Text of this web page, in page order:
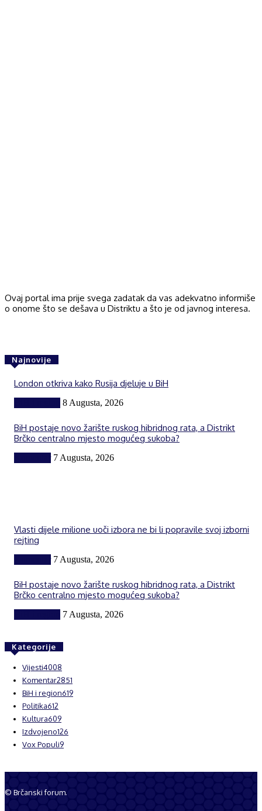
Ovaj portal ima prije svega zadatak da vas adekvatno informiše
o onome što se dešava u Distriktu a što je od javnog interesa.
Najnovije
London otkriva kako Rusija djeluje u BiH
8 Augusta, 2026
BiH postaje novo žarište ruskog hibridnog rata, a Distrikt
Brčko centralno mjesto mogućeg sukoba?
7 Augusta, 2026
Vlasti dijele milione uoči izbora ne bi li popravile svoj izborni
rejting
7 Augusta, 2026
BiH postaje novo žarište ruskog hibridnog rata, a Distrikt
Brčko centralno mjesto mogućeg sukoba?
7 Augusta, 2026
Kategorije
Vijesti4008
Komentar2851
BiH i region619
Politika612
Kultura609
Izdvojeno126
Vox Populi9
© Brčanski forum.